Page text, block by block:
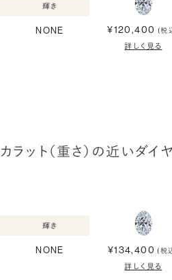
輝き
NONE ¥120,400 (税
詳しく見る
カラット（重さ）の近いダイ
輝き
NONE ¥134,400 (税
詳しく見る